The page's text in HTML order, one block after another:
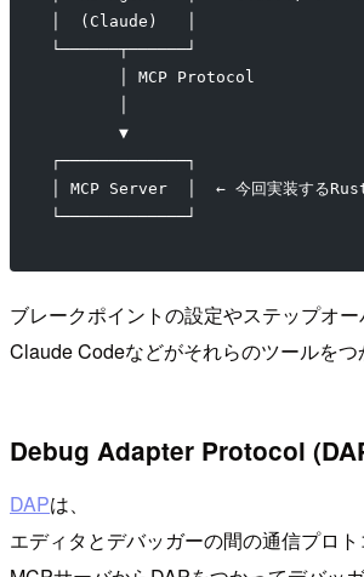
│  (Claude)   │
└──────┬──────┘
       │ MCP Protocol
       ▼
┌─────────────┐
│ MCP Server  │  ← 今回実装するRust
└─────────────┘
ブレークポイントの設定やステップオ
Claude Codeなどがそれらのツールをつ
Debug Adapter Protocol
DAPは、
エディタとデバッガーの間の通信プロ